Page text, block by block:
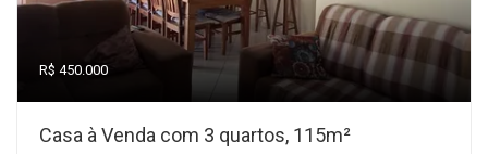
R$ 450.000
Casa à Venda com 3 quartos, 115m²